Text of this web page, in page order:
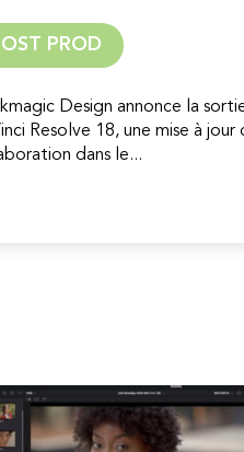
PROD
Design annonce la
Resolve 18, une mise à
dans le...